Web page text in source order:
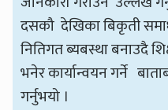
दसकौ देखिका बिकृती
नितिगत ब्यबस्था बनाउदै
भनेर कार्यान्वयन गर्ने
गर्नुभयो ।